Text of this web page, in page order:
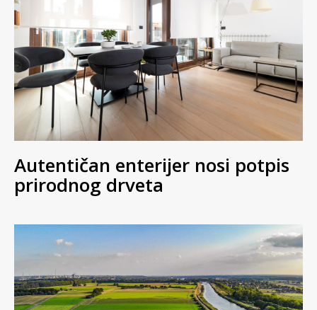
Autentičan enterijer nosi potpis
prirodnog drveta